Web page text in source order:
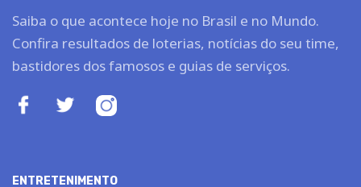
Saiba o que acontece hoje no Brasil e no Mundo.
Confira resultados de loterias, notícias do seu time,
bastidores dos famosos e guias de serviços.
ENTRETENIMENTO